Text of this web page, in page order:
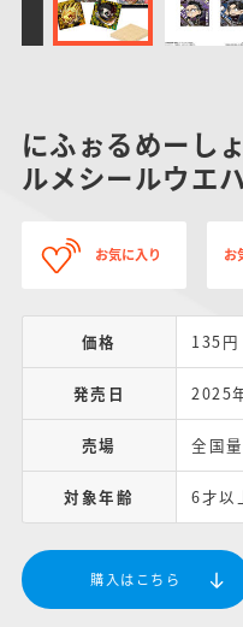
ズ
にふぉるめーし
ルメシールウエ
お気に入り お
価格 135円
発売日 2025
売場 全国
対象年齢 6才以
購入はこちら